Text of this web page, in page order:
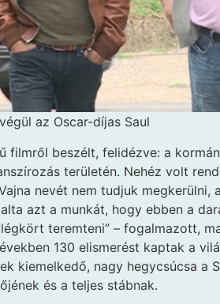
az Oscar-díjas Saul
filmről beszélt, felidézve: a
területén. Nehéz volt
nevét nem tudjuk
azt a munkát, hogy ebben a
teremteni” – fogalmazott,
130 elismerést kaptak a
kiemelkedő, nagy hegycsúcsa a
és a teljes stábnak.